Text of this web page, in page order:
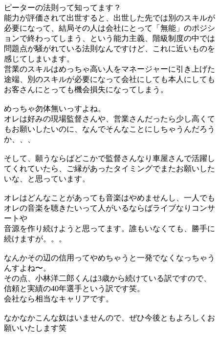
ピーターの法則って知ってます？
能力が評価されて出世すると、出世した先では別のスキルが
必要になって、結局その人は会社にとって「無能」のポジシ
ョンで終わってしまう、という能力主義、階級制度の中では
問題点が騒がれている法則なんですけど、これに近いものを
感じてしまいます。
営業のスキルはめっちゃ高い人をマネージャーに引き上げた
途端、別のスキルが必要になって会社にしても本人にしても
お客さんにとっても機会損失になってしまう。
めっちゃ勿体無いっすよね。
オレは好みの現場監督さんや、営業さんだったら少し高くて
もお願いしたいのに、なんでそんなことにしちゃうんだろう
か、、、
そして、願うならばどこかで監督さんなり車屋さんで活躍し
てくれていたら、ご縁があったタイミングでまたお願いした
いな、と思っています。
オレはどんなことがあっても音楽はやめませんし、一人でも
オレの音楽を聴きたいって人がいるならばライブなりコンサ
ートや
音源を作り続けようと思ってます。誰もいなくても、勝手に
続けますが。。。
なんかその辺の信用ってやめちゃうと一発でなくなっちゃう
んすよね〜。
その点、小林洋二郎くんは3歳から続けている訳ですので、
信頼と実績の40年選手という訳です笑。
会社なら相当なキャリアです。
なかなかこんな奴はいませんので、ぜひ今後ともよろしくお
願いいたします笑